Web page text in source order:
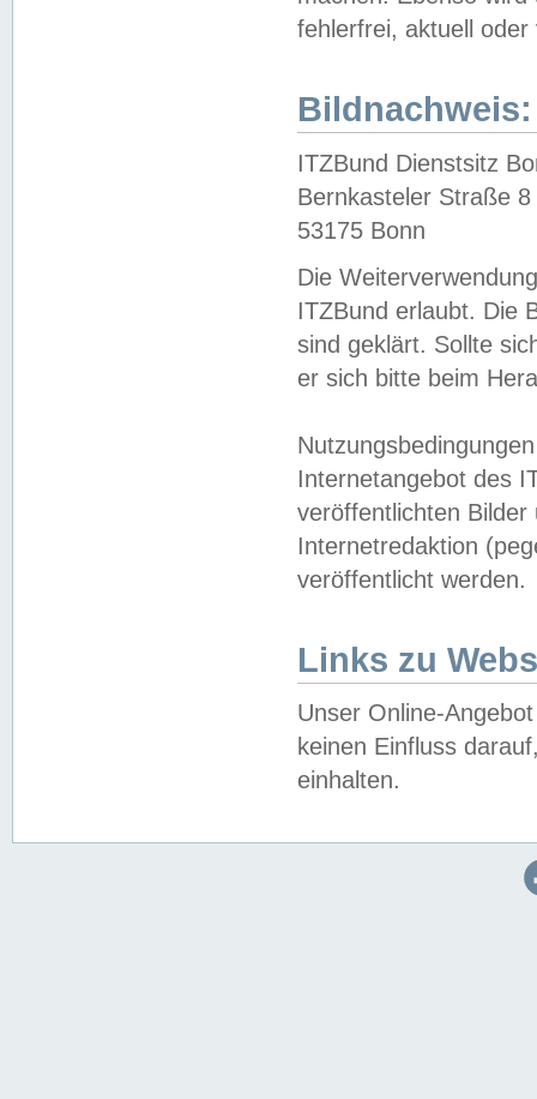
fehlerfrei, aktuell oder
Bildnachweis:
ITZBund Dienstsitz
Bernkasteler Straße 8
53175 Bonn
Die
ITZBund erlaubt. Die
sind geklärt. Sollte
er sich bitte beim
Internetangebot des
veröffentlichten
Internetredaktion
veröffentlicht werden.
Links zu
Unser Online-
keinen Einfluss
einhalten.